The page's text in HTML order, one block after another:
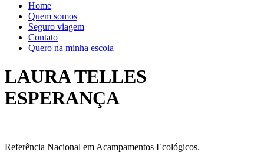
Home
Quem somos
Seguro viagem
Contato
Quero na minha escola
LAURA TELLES
ESPERANÇA
Referência Nacional em Acampamentos Ecológicos.